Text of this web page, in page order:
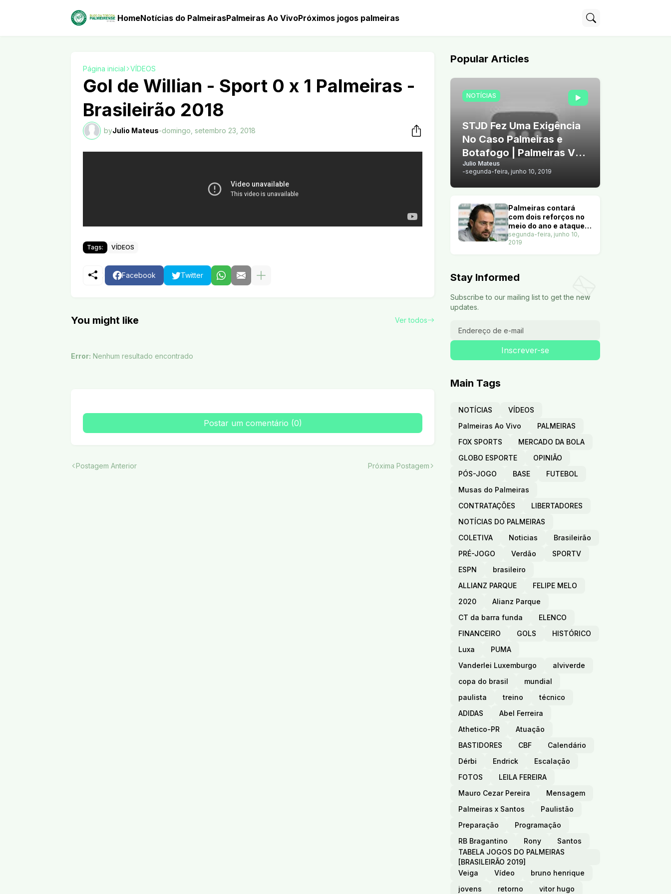
HomeNotícias do PalmeirasPalmeiras Ao VivoPróximos jogos palmeiras
Página inicial VÍDEOS
Gol de Willian - Sport 0 x 1 Palmeiras -
Brasileirão 2018
byJulio Mateus-domingo, setembro 23, 2018
Tags: VÍDEOS
Facebook Twitter
You might like Ver todos
Error: Nenhum resultado encontrado
Postar um comentário (0)
Postagem Anterior Próxima Postagem
Popular Articles
NOTÍCIAS
STJD Fez Uma Exigência
No Caso Palmeiras e
Botafogo | Palmeiras Vê
Chance de Vender Arthur
Julio Mateus
-segunda-feira, junho 10, 2019
Palmeiras contará
com dois reforços no
meio do ano e ataque
terá nove opções. Veja
segunda-feira, junho 10,
2019
Stay Informed
Subscribe to our mailing list to get the new
updates.
Main Tags
NOTÍCIAS
VÍDEOS
Palmeiras Ao Vivo
PALMEIRAS
FOX SPORTS
MERCADO DA BOLA
GLOBO ESPORTE
OPINIÃO
PÓS-JOGO
BASE
FUTEBOL
Musas do Palmeiras
CONTRATAÇÕES
LIBERTADORES
NOTÍCIAS DO PALMEIRAS
COLETIVA
Noticias
Brasileirão
PRÉ-JOGO
Verdão
SPORTV
ESPN
brasileiro
ALLIANZ PARQUE
FELIPE MELO
2020
Alianz Parque
CT da barra funda
ELENCO
FINANCEIRO
GOLS
HISTÓRICO
Luxa
PUMA
Vanderlei Luxemburgo
alviverde
copa do brasil
mundial
paulista
treino
técnico
ADIDAS
Abel Ferreira
Athetico-PR
Atuação
BASTIDORES
CBF
Calendário
Dérbi
Endrick
Escalação
FOTOS
LEILA FEREIRA
Mauro Cezar Pereira
Mensagem
Palmeiras x Santos
Paulistão
Preparação
Programação
RB Bragantino
Rony
Santos
TABELA JOGOS DO PALMEIRAS
[BRASILEIRÃO 2019]
Veiga
Vídeo
bruno henrique
jovens
retorno vitor hugo